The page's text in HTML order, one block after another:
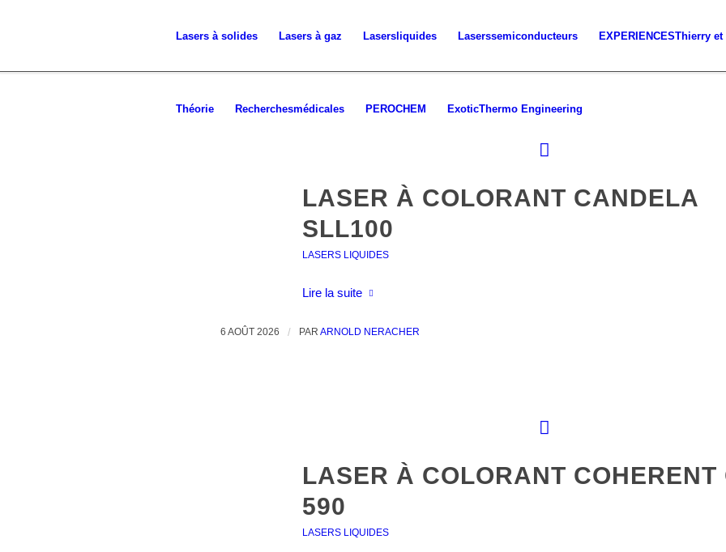
Lasers à solides Lasers à gaz Lasers liquides Laserssemiconducteurs EXPERIENCESThierry
Théorie Recherchesmédicales PEROCHEM ExoticThermo Engineering
LASER À COLORANT CANDELA
SLL100
LASERS LIQUIDES
Lire la suite
6 AOÛT 2026 / PAR ARNOLD NERACHER
LASER À COLORANT COHERENT
590
LASERS LIQUIDES